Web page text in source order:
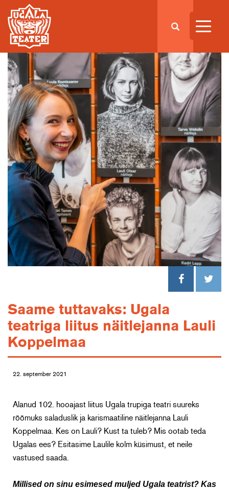
Saame tuttavaks: Ugala
teatriga liitus näitlejanna Lauli
Koppelmaa
22. september 2021
Alanud 102. hooajast liitus Ugala trupiga teatri suureks
rõõmuks saladuslik ja karismaatiline näitlejanna Lauli
Koppelmaa. Kes on Lauli? Kust ta tuleb? Mis ootab teda
Ugalas ees? Esitasime Laulile kolm küsimust, et neile
vastused saada.
Millised on sinu esimesed muljed Ugala teatrist? Kas